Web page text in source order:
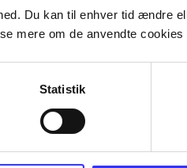
Du kan til enhver tid ændre
mere om de anvendte cookies
Statistik